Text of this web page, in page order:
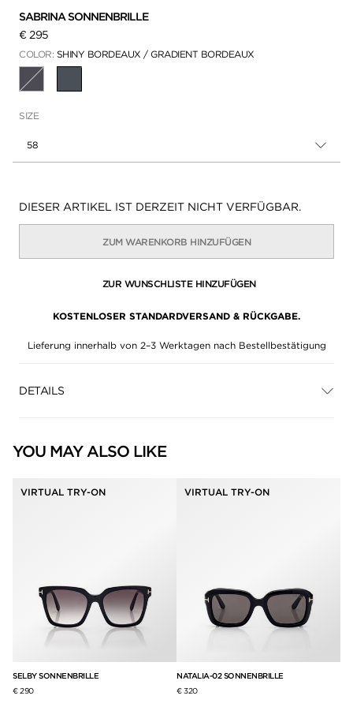
SABRINA SONNENBRILLE
€ 295
COLOR: SHINY BORDEAUX / GRADIENT BORDEAUX
SIZE
58
Verfügbarkeit:
DIESER ARTIKEL IST DERZEIT NICHT VERFÜGBAR.
ZUM WARENKORB HINZUFÜGEN
ZUR WUNSCHLISTE HINZUFÜGEN
KOSTENLOSER STANDARDVERSAND & RÜCKGABE.
Lieferung innerhalb von 2–3 Werktagen nach Bestellbestätigung
DETAILS
YOU MAY ALSO LIKE
VIRTUAL TRY-ON
SELBY SONNENBRILLE
€ 290
VIRTUAL TRY-ON
NATALIA-02 SONNENBRILLE
€ 320